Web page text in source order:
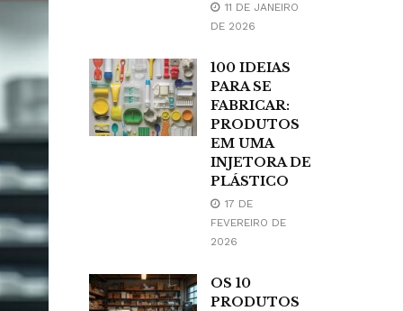
11 DE JANEIRO
DE 2026
100 IDEIAS
PARA SE
FABRICAR:
PRODUTOS
EM UMA
INJETORA DE
PLÁSTICO
17 DE
FEVEREIRO DE
2026
OS 10
PRODUTOS